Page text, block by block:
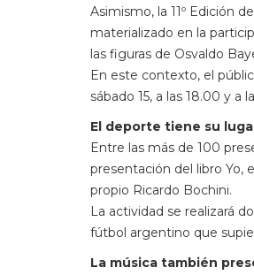
Asimismo, la 11º Edición
materializado en la
las figuras de Osvaldo
En este contexto, el
sábado 15, a las 18.00 y
El deporte tiene su
Entre las más de 100
presentación del libro Yo,
propio Ricardo Bochini.
La actividad se realizará
fútbol argentino que
La música también